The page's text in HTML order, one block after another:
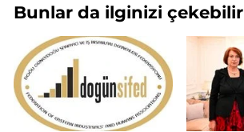
Bunlar da ilginizi çekebilir